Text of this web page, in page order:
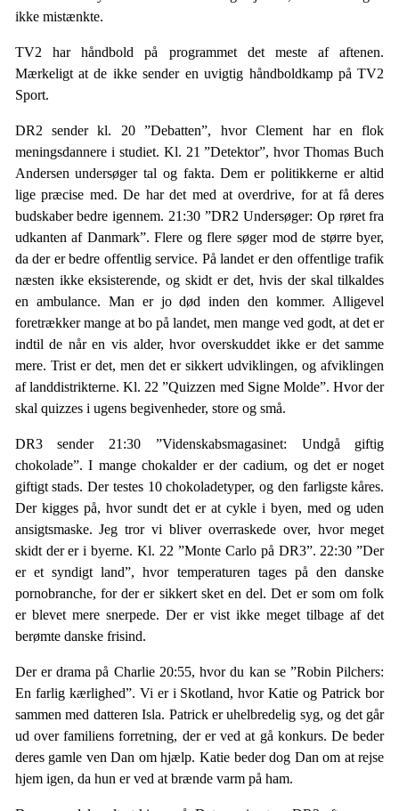
ikke mistænkte.
TV2 har håndbold på programmet det meste af aftenen.
Mærkeligt at de ikke sender en uvigtig håndboldkamp på TV2
Sport.
DR2 sender kl. 20 ”Debatten”, hvor Clement har en flok
meningsdannere i studiet. Kl. 21 ”Detektor”, hvor Thomas Buch
Andersen undersøger tal og fakta. Dem er politikkerne er altid
lige præcise med. De har det med at overdrive, for at få deres
budskaber bedre igennem. 21:30 ”DR2 Undersøger: Op røret fra
udkanten af Danmark”. Flere og flere søger mod de større byer,
da der er bedre offentlig service. På landet er den offentlige trafik
næsten ikke eksisterende, og skidt er det, hvis der skal tilkaldes
en ambulance. Man er jo død inden den kommer. Alligevel
foretrækker mange at bo på landet, men mange ved godt, at det er
indtil de når en vis alder, hvor overskuddet ikke er det samme
mere. Trist er det, men det er sikkert udviklingen, og afviklingen
af landdistrikterne. Kl. 22 ”Quizzen med Signe Molde”. Hvor der
skal quizzes i ugens begivenheder, store og små.
DR3 sender 21:30 ”Videnskabsmagasinet: Undgå giftig
chokolade”. I mange chokalder er der cadium, og det er noget
giftigt stads. Der testes 10 chokoladetyper, og den farligste kåres.
Der kigges på, hvor sundt det er at cykle i byen, med og uden
ansigtsmaske. Jeg tror vi bliver overraskede over, hvor meget
skidt der er i byerne. Kl. 22 ”Monte Carlo på DR3”. 22:30 ”Der
er et syndigt land”, hvor temperaturen tages på den danske
pornobranche, for der er sikkert sket en del. Det er som om folk
er blevet mere snerpede. Der er vist ikke meget tilbage af det
berømte danske frisind.
Der er drama på Charlie 20:55, hvor du kan se ”Robin Pilchers:
En farlig kærlighed”. Vi er i Skotland, hvor Katie og Patrick bor
sammen med datteren Isla. Patrick er uhelbredelig syg, og det går
ud over familiens forretning, der er ved at gå konkurs. De beder
deres gamle ven Dan om hjælp. Katie beder dog Dan om at rejse
hjem igen, da hun er ved at brænde varm på ham.